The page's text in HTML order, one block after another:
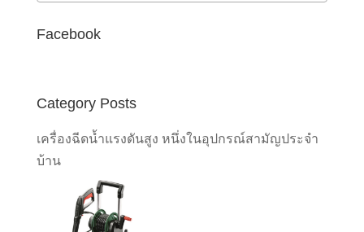
Facebook
Category Posts
เครื่องฉีดน้ำแรงดันสูง หนึ่งในอุปกรณ์สามัญประจำ
บ้าน